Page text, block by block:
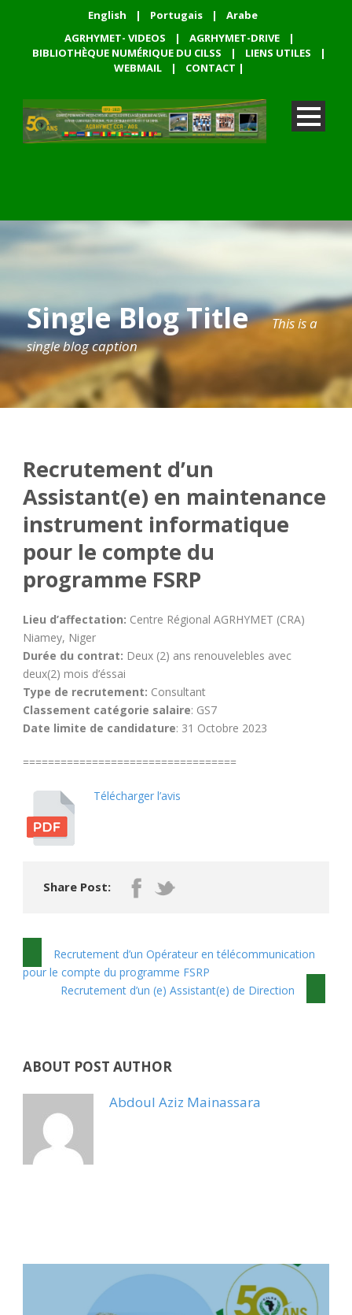
English | Portugais |
Arabe
AGRHYMET- VIDEOS
| AGRHYMET-DRIVE
|
BIBLIOTHÈQUE NUMÉRIQUE DU CILSS
| LIENS UTILES
|
WEBMAIL
| CONTACT |
Single Blog Title
This is a
single blog caption
Recrutement d’un
Assistant(e) en maintenance
instrument informatique
pour le compte du
programme FSRP
Lieu d’affectation: Centre Régional AGRHYMET (CRA)
Niamey, Niger
Durée du contrat: Deux (2) ans renouvelebles avec
deux(2) mois d’éssai
Type de recrutement: Consultant
Classement catégorie salaire: GS7
Date limite de candidature: 31 Octobre 2023
==================================
Télécharger l’avis
Share Post:
Recrutement d’un Opérateur en télécommunication
pour le compte du programme FSRP
Recrutement d’un (e) Assistant(e) de Direction
ABOUT POST AUTHOR
Abdoul Aziz Mainassara